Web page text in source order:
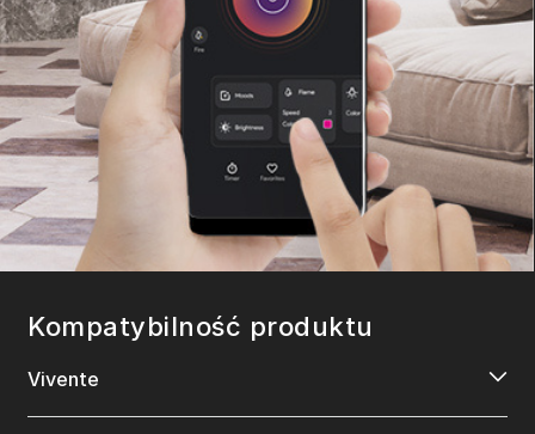
Kompatybilność produktu
Vivente